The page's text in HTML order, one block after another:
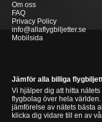
Om oss
FAQ
Privacy Policy
info@allaflygbiljetter.se
Mobilsida
Jämför alla billiga
Vi hjälper dig att hitta
flygbolag över hela
jämförelse av nätets bästa
klicka dig vidare till en av